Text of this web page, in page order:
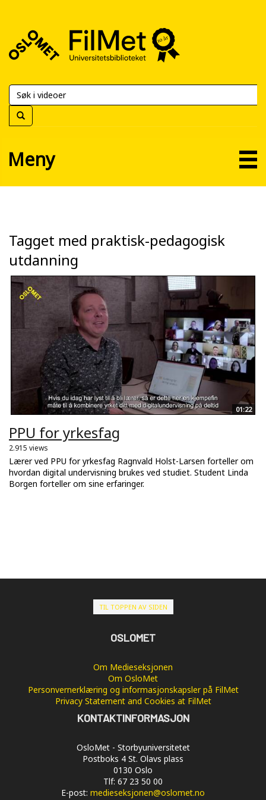
FilMet
Universitetsbiblioteket
Meny
Tagget med praktisk-pedagogisk
utdanning
01:22
PPU for yrkesfag
2.915 views
Lærer ved PPU for yrkesfag Ragnvald Holst-Larsen forteller om
hvordan digital undervisning brukes ved studiet. Student Linda
Borgen forteller om sine erfaringer.
TIL TOPPEN AV SIDEN
OSLOMET
Om Medieseksjonen
Om OsloMet
Personvernerklæring og informasjonskapsler på FilMet
Privacy Statement and Cookies at FilMet
KONTAKTINFORMASJON
OsloMet - Storbyuniversitetet
Postboks 4 St. Olavs plass
0130 Oslo
Tlf: 67 23 50 00
E-post: medieseksjonen@oslomet.no